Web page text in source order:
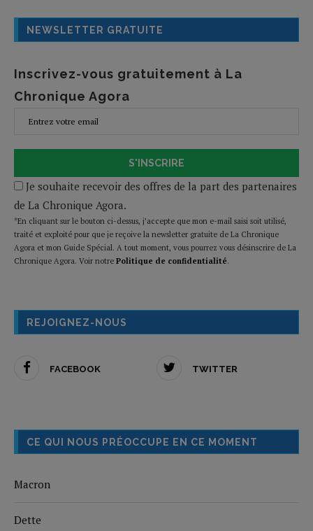
NEWSLETTER GRATUITE
Inscrivez-vous gratuitement à La
Chronique Agora
S'INSCRIRE
Je souhaite recevoir des offres de la part des partenaires
de La Chronique Agora.
*En cliquant sur le bouton ci-dessus, j’accepte que mon e-mail saisi soit utilisé,
traité et exploité pour que je reçoive la newsletter gratuite de La Chronique
Agora et mon Guide Spécial. A tout moment, vous pourrez vous désinscrire de La
Chronique Agora. Voir notre Politique de confidentialité.
REJOIGNEZ-NOUS
FACEBOOK TWITTER
CE QUI NOUS PRÉOCCUPE EN CE MOMENT
Macron
Dette